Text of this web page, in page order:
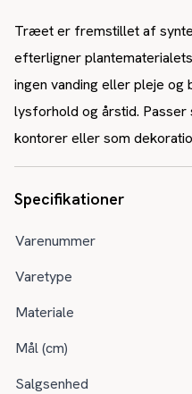
Træet er fremstillet af
efterligner
ingen vanding eller pleje og
lysforhold og årstid.
kontorer eller som
Specifikationer
Varenummer
Varetype
Materiale
Mål (cm)
Salgsenhed